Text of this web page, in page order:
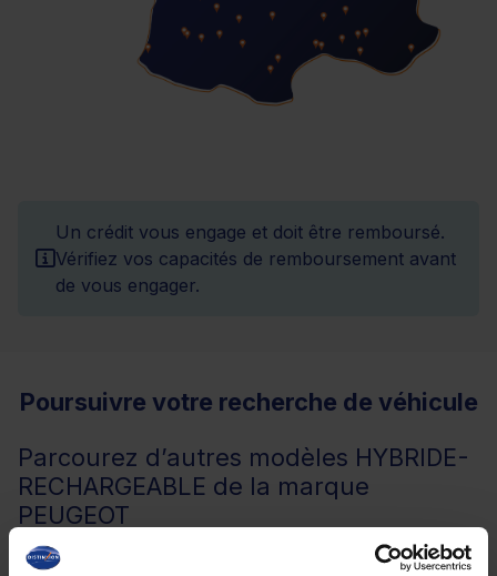
Un crédit vous engage et doit être remboursé.
Vérifiez vos capacités de remboursement avant
de vous engager.
Poursuivre votre recherche de véhicule
Parcourez d’autres modèles HYBRIDE-
RECHARGEABLE de la marque
PEUGEOT
Peugeot 408 hybride-rechargeable